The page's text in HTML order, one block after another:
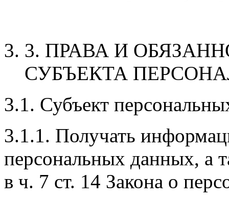
3. ПРАВА И
СУБЪЕКТА
3.1. Субъект
3.1.1. Получать
персональных данных, а
в ч. 7 ст. 14 Закона о